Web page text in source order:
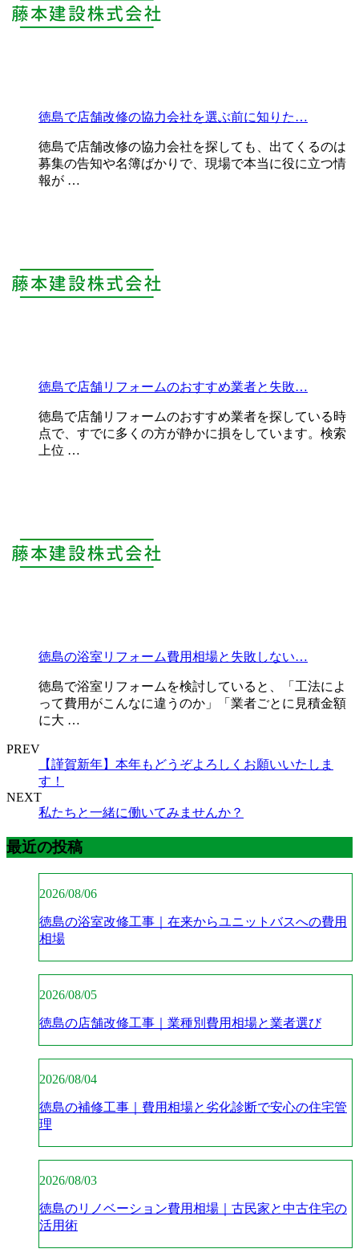
徳島で店舗改修の協力会社を選ぶ前に知りた…
徳島で店舗改修の協力会社を探しても、出てくるのは
募集の告知や名簿ばかりで、現場で本当に役に立つ情
報が …
徳島で店舗リフォームのおすすめ業者と失敗…
徳島で店舗リフォームのおすすめ業者を探している時
点で、すでに多くの方が静かに損をしています。検索
上位 …
徳島の浴室リフォーム費用相場と失敗しない…
徳島で浴室リフォームを検討していると、「工法によ
って費用がこんなに違うのか」「業者ごとに見積金額
に大 …
PREV
【謹賀新年】本年もどうぞよろしくお願いいたしま
す！
NEXT
私たちと一緒に働いてみませんか？
最近の投稿
2026/08/06
徳島の浴室改修工事｜在来からユニットバスへの費用
相場
2026/08/05
徳島の店舗改修工事｜業種別費用相場と業者選び
2026/08/04
徳島の補修工事｜費用相場と劣化診断で安心の住宅管
理
2026/08/03
徳島のリノベーション費用相場｜古民家と中古住宅の
活用術